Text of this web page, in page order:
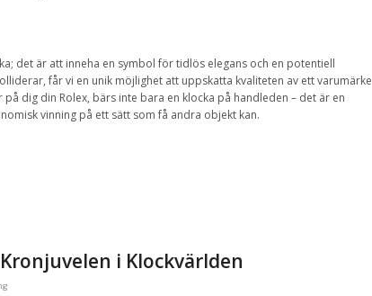
det är att inneha en symbol för tidlös elegans och en potentiell
får vi en unik möjlighet att uppskatta kvaliteten av ett varumärke
dig din Rolex, bärs inte bara en klocka på handleden – det är en
vinning på ett sätt som få andra objekt kan.
i Klockvärlden